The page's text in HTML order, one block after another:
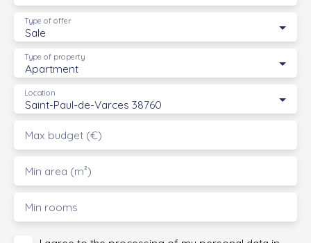
Sale
Type of offer
Apartment
Type of property
Saint-Paul-de-Varces 38760
Location
Max budget (€)
Min area (m²)
Min rooms